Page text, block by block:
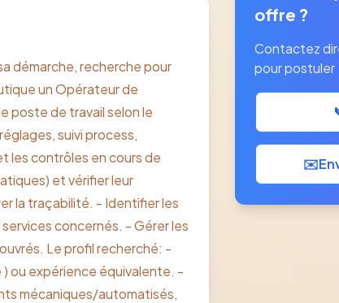
sa démarche, recherche pour
un Opérateur de
poste de travail selon le
suivi process,
les contrôles en cours de
et vérifier leur
la traçabilité. - Identifier les
concernés. - Gérer les
Le profil recherché: -
ou expérience équivalente. -
mécaniques/automatisés,
offre ?
Contactez
pour postuler
✉️